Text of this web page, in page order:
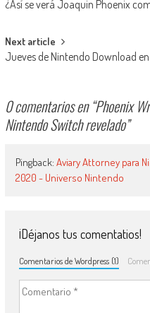
¿Así se verá Joaquin Phoenix
Next article
Jueves de Nintendo Download
0 comentarios en “Phoenix
Nintendo Switch revelado”
Pingback: Aviary Attorney para
2020 - Universo Nintendo
¡Déjanos tus comentatios!
Comentarios de Wordpress (1)